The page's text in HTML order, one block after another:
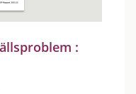
: